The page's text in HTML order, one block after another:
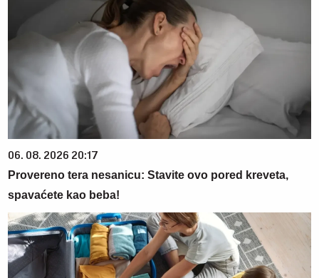
06. 08. 2026 20:17
Provereno tera nesanicu: Stavite ovo pored kreveta,
spavaćete kao beba!